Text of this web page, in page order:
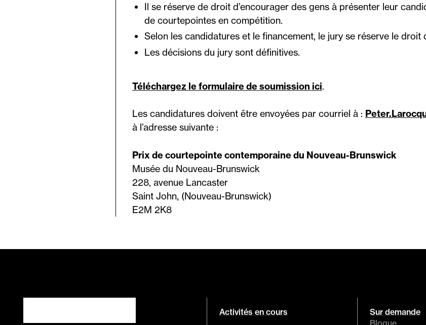
Il se réserve de droit d’encourager des gens à présenter leur
de courtepointes en compétition.
Selon les candidatures et le financement, le jury se réserve le droit
Les décisions du jury sont définitives.
Téléchargez le formulaire de soumission ici.
Les candidatures doivent être envoyées par courriel à :
à l’adresse suivante :
Prix de courtepointe contemporaine du Nouveau-Brunswick
Musée du Nouveau-Brunswick
228, avenue Lancaster
Saint John, (Nouveau-Brunswick)
E2M 2K8
Activités en cours
Sur demande